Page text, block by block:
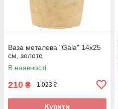
Ваза металева "Gala" 14x25
см, золото
В наявності
210 ₴ 1 023 ₴
Купити